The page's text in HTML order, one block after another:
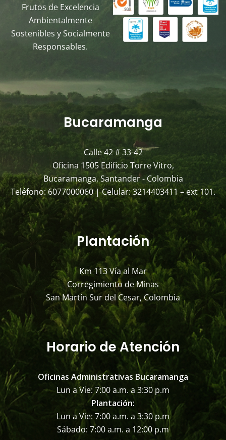
Frutos de Excelencia
Ambientalmente
Sostenibles y Socialmente
Responsables.
Bucaramanga
Calle 42 # 33-42
Oficina 1505 Edificio Torre Vitro,
Bucaramanga, Santander - Colombia
Teléfono: 6077000060 | Celular: 3214403411 – ext 101.
Plantación
Km 113 Vía al Mar
Corregimiento de Minas
San Martín Sur del Cesar, Colombia
Horario de Atención
Oficinas Administrativas Bucaramanga
Lun a Vie: 7:00 a.m. a 3:30 p.m
Plantación:
Lun a Vie: 7:00 a.m. a 3:30 p.m
Sábado: 7:00 a.m. a 12:00 p.m